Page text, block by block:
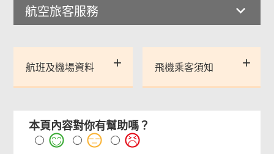
航空旅客服務
航班及機場資料 飛機乘客須知
本頁內容對你有幫助嗎？